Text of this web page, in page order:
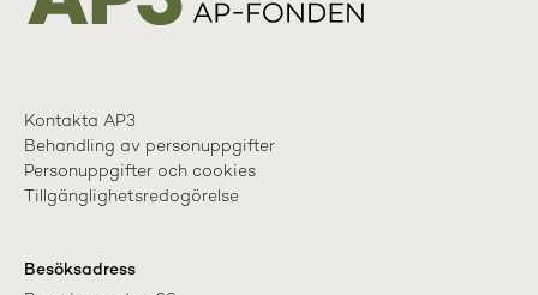
Kontakta AP3
Behandling av personuppgifter
Personuppgifter och cookies
Tillgänglighetsredogörelse
Besöksadress